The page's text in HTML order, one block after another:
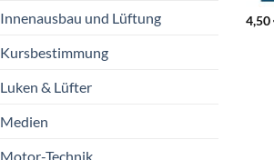
Innenausbau und Lüftung
Kursbestimmung
Luken & Lüfter
Medien
Motor-Technik
4,50